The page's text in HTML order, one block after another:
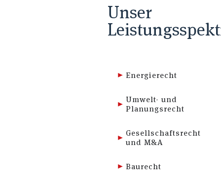
Unser
Energierecht
Umwelt- und
Planungsrecht
Gesellschaftsrecht
und M&A
Baurecht